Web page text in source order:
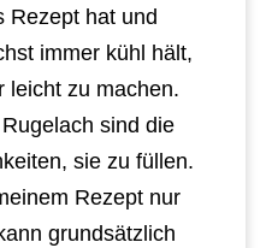
Rezept hat und
immer kühl hält,
leicht zu machen.
sind die
sie zu füllen.
Rezept nur
grundsätzlich